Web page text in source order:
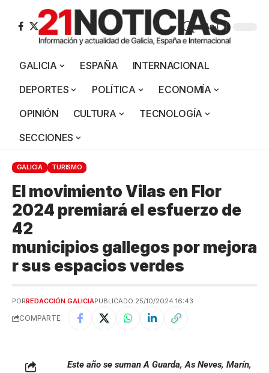
Aa
GALICIA ESPAÑA
INTERNACIONAL
DEPORTES
POLÍTICA
ECONOMÍA
OPINIÓN
CULTURA
TECNOLOGÍA
SECCIONES
GALICIA TURISMO
El movimiento Vilas en Flor
2024 premiará el esfuerzo de
42
municipios gallegos por mejora
r sus espacios verdes
PORREDACCIÓN GALICIAPUBLICADO 25/10/2024 16:43
COMPARTE
Este año se suman A Guarda, As Neves, Marín,